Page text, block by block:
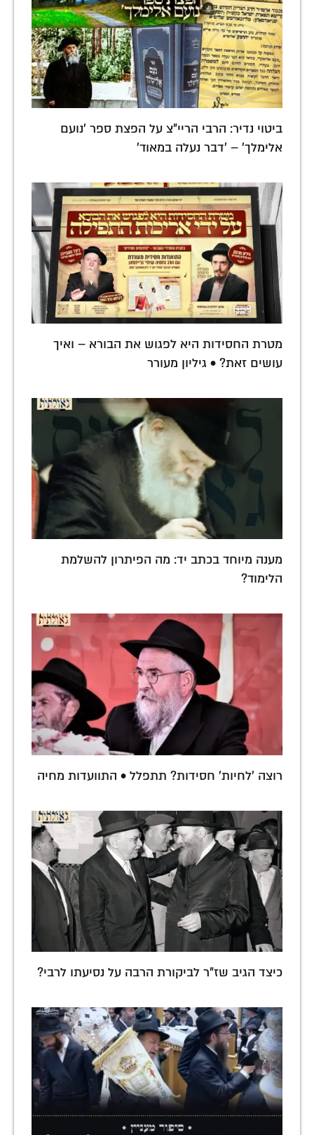
ביטוי נדיר: הרבי הריי"צ על הפצת ספר 'נועם
אלימלך' – 'דבר נעלה במאוד'
מטרת החסידות היא לפגוש את הבורא – ואיך
עושים זאת? • גיליון מעורר
מענה מיוחד בכתב יד: מה הפיתרון להשלמת
הלימוד?
רוצה 'לחיות' חסידות? תתפלל • התוועדות מחיה
כיצד הגיב שז"ר לביקורת הרבה על נסיעתו לרבי?